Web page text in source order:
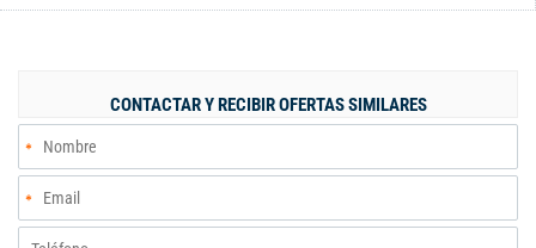
distribución, que permite maximizar cada metro cuadrado. Su
a una variedad de servicios y comercios, lo que lo convierte en
un punto de encuentro perfecto para la vida diaria. La Flora es
conocida por su ambiente tranquilo y su calidad de vida, lo que
añade un valor significativo a este apartaestudio, ideal tanto
para vivienda como para inversión. Imagina disfrutar de un
espacio que combina modernidad y confort, en un barrio que se
CONTACTAR Y RECIBIR OFERTAS SIMILARES